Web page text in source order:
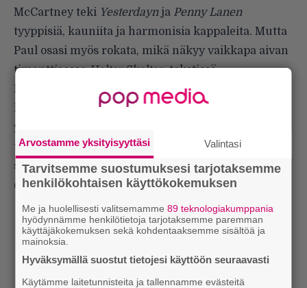
McCartney teki Yesterdaynja Penny Lanen
tyyppisiä, kauniita ja harmonisia kappaleita. Mutta
Paul osasi myös rokata, mikä näkyy vaikkapa aivan
timanttisessaHelter Skelter-tekstissä.
Kierreliukumäestä nimensä ottanut kappale on
kyllä tulkinnanvarainen, mutta on hiukan hankala
ymmärtää kuinka
tulkitsemaan sen ennustukseksi rotujen välisestä
sodasta. Huumeilla oli varmaan osansa – kuten
epäilemättä myös kappaleen kirjoittamisessa.
Arvostamme yksityisyyttäsi Valintasi
Tarvitsemme suostumuksesi tarjotaksemme
henkilökohtaisen käyttökokemuksen
Me ja huolellisesti valitsemamme89 teknologiakumppania
hyödynnämme henkilötietoja tarjotaksemme paremman
käyttäjäkokemuksen sekä kohdentaaksemme sisältöä ja
mainoksia.
Hyväksymällä suostut tietojesi käyttöön seuraavasti
Käytämme laitetunnisteita ja tallennamme evästeitä